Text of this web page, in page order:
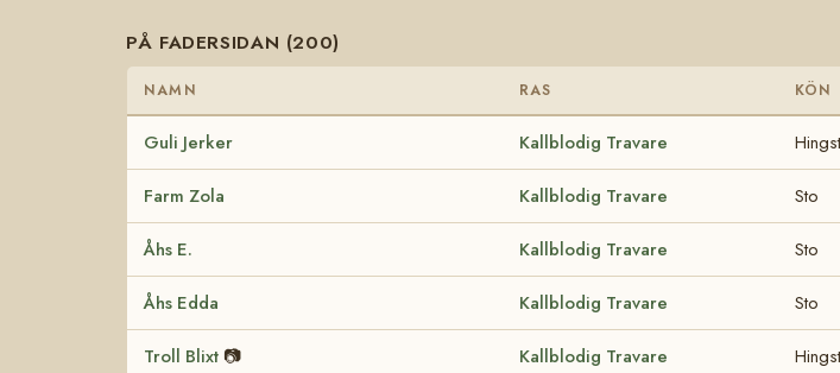
PÅ FADERSIDAN (200)
NAMN RAS KÖN
Guli Jerker Kallblodig Travare Hingst
Farm Zola Kallblodig Travare Sto
Åhs E. Kallblodig Travare Sto
Åhs Edda Kallblodig Travare Sto
Troll Blixt 📷 Kallblodig Travare Hingst